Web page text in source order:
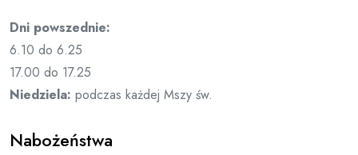
Dni powszednie:
6.10 do 6.25
17.00 do 17.25
Niedziela: podczas każdej Mszy św.
Nabożeństwa